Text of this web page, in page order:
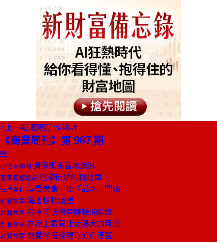
上一期 聰明工作36計
《商業周刊》第 967 期
小吃大學問 貴陽街永富冰淇淋
董事長嬉遊記 巴黎街頭的腳踏車
生活專刊 享受美食 從「品水」開始
封面故事 海上移動城堡
封面故事 在冰河峽灣旁體驗泡澡樂
封面故事 在海上看見比太陽大的月亮
封面故事 到愛琴海發現百分百湛藍